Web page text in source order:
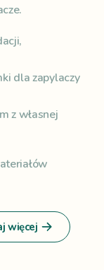
dla zapylaczy
z własnej
więcej